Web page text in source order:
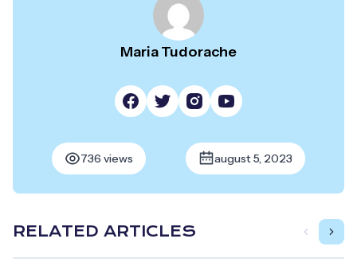
Maria Tudorache
736 views august 5, 2023
RELATED ARTICLES